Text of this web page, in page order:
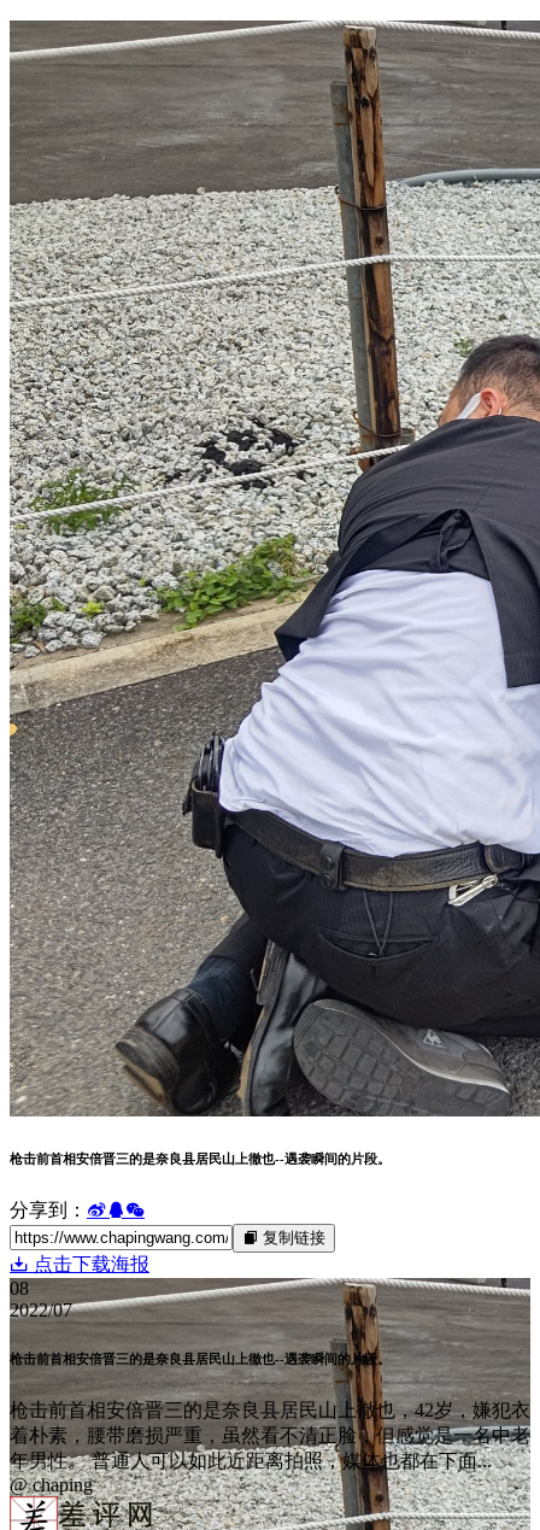
枪击前首相安倍晋三的是奈良县居民山上徹也--遇袭瞬间的片段。
分享到：
复制链接
点击下载海报
08
2022/07
枪击前首相安倍晋三的是奈良县居民山上徹也--遇袭瞬间的片段。
枪击前首相安倍晋三的是奈良县居民山上徹也，42岁，嫌犯衣
着朴素，腰带磨损严重，虽然看不清正脸，但感觉是一名中老
年男性。 普通人可以如此近距离拍照，媒体也都在下面...
@ chaping